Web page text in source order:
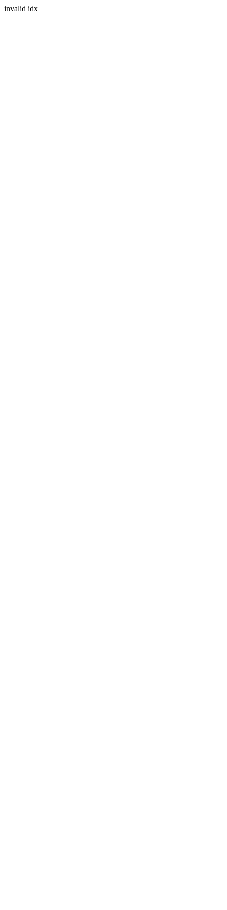
invalid idx